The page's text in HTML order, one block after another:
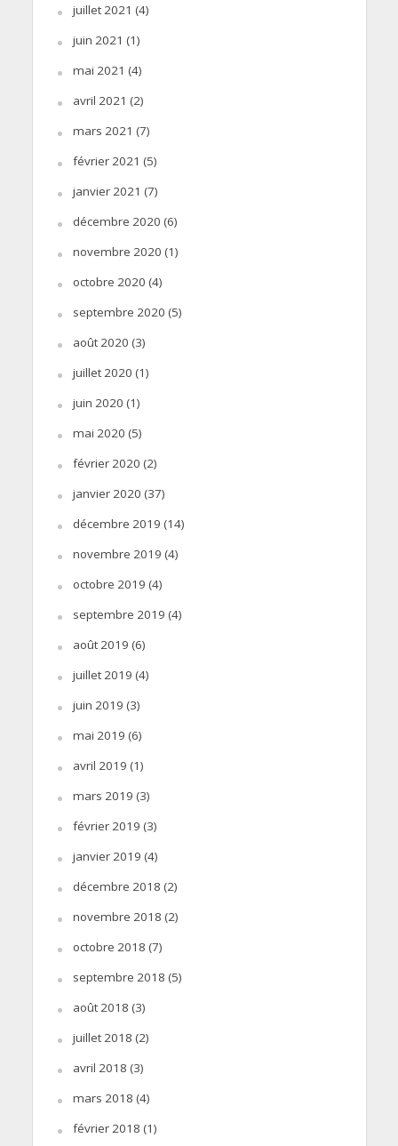
juillet 2021 (4)
juin 2021 (1)
mai 2021 (4)
avril 2021 (2)
mars 2021 (7)
février 2021 (5)
janvier 2021 (7)
décembre 2020 (6)
novembre 2020 (1)
octobre 2020 (4)
septembre 2020 (5)
août 2020 (3)
juillet 2020 (1)
juin 2020 (1)
mai 2020 (5)
février 2020 (2)
janvier 2020 (37)
décembre 2019 (14)
novembre 2019 (4)
octobre 2019 (4)
septembre 2019 (4)
août 2019 (6)
juillet 2019 (4)
juin 2019 (3)
mai 2019 (6)
avril 2019 (1)
mars 2019 (3)
février 2019 (3)
janvier 2019 (4)
décembre 2018 (2)
novembre 2018 (2)
octobre 2018 (7)
septembre 2018 (5)
août 2018 (3)
juillet 2018 (2)
avril 2018 (3)
mars 2018 (4)
février 2018 (1)